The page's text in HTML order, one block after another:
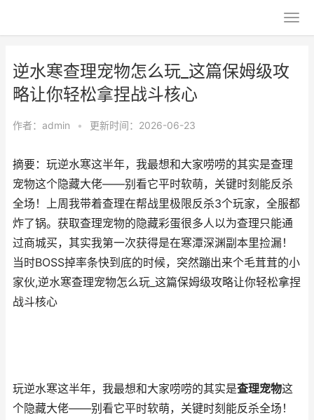
逆水寒查理宠物怎么玩_这篇保姆级攻
略让你轻松拿捏战斗核心
作者： admin • 更新时间：2026-06-23
摘要：玩逆水寒这半年，我最想和大家唠唠的其实是查理
宠物这个隐藏大佬——别看它平时软萌，关键时刻能反杀
全场！上周我带着查理在帮战里极限反杀3个玩家，全服都
炸了锅。获取查理宠物的隐藏彩蛋很多人以为查理只能通
过商城买，其实我第一次获得是在寒潭深渊副本里捡漏！
当时BOSS掉率条快到底的时候，突然蹦出来个毛茸茸的小
家伙,逆水寒查理宠物怎么玩_这篇保姆级攻略让你轻松拿捏
战斗核心
玩逆水寒这半年，我最想和大家唠唠的其实是查理宠物这
个隐藏大佬——别看它平时软萌，关键时刻能反杀全场！